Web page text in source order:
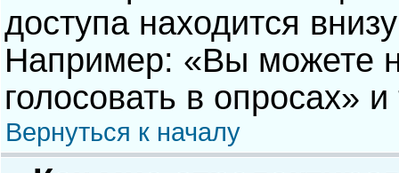
доступа находится
Например: «Вы можете
голосовать в опросах» и
Вернуться к началу